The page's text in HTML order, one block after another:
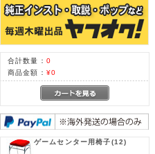
合計数量： 0
商品金額： ¥0
ゲームセンター用椅子(12)